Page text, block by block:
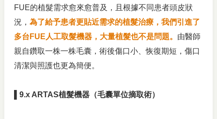
FUE的植髮需求愈來愈普及，且根據不同患者頭皮狀
況， 為了給予患者更貼近需求的植髮治療，我們引進了
多台FUE人工取髮機器，大量植髮也不是問題。 由醫師
親自鑽取一株一株毛囊，術後傷口小、恢復期短，傷口
清潔與照護也更為簡便。
▌9.x ARTAS植髮機器（毛囊單位摘取術）